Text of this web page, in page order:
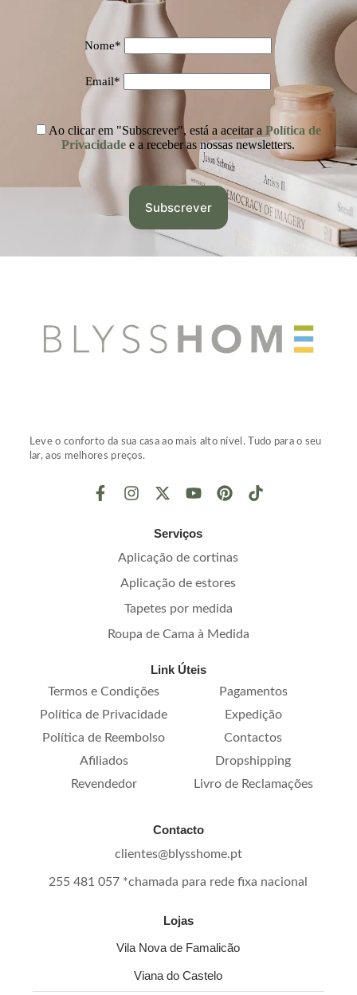
Nome*
Email*
Ao clicar em "Subscrever", está a aceitar a Política de
Privacidade e a receber as nossas newsletters.
Leve o conforto da sua casa ao mais alto nível. Tudo para o seu
lar, aos melhores preços.
Serviços
Aplicação de cortinas
Aplicação de estores
Tapetes por medida
Roupa de Cama à Medida
Link Úteis
Termos e Condições
Pagamentos
Política de Privacidade
Expedição
Política de Reembolso
Contactos
Afiliados
Dropshipping
Revendedor
Livro de Reclamações
Contacto
clientes@blysshome.pt
255 481 057 *chamada para rede fixa nacional
Lojas
Vila Nova de Famalicão
Viana do Castelo